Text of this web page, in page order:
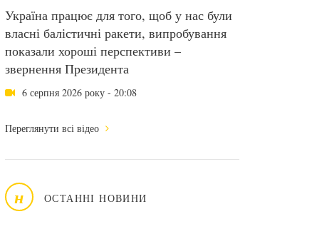
Україна працює для того, щоб у нас були
власні балістичні ракети, випробування
показали хороші перспективи –
звернення Президента
6 серпня 2026 року - 20:08
Переглянути всі відео
н ОСТАННІ НОВИНИ